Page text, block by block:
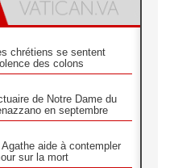
chrétiens se sentent
des colons
de Notre Dame du
en septembre
aide à contempler
sur la mort